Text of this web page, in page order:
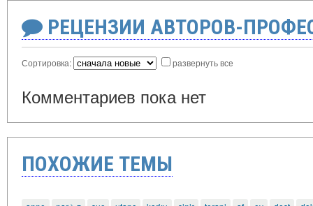
РЕЦЕНЗИИ АВТОРОВ-
Сортировка: развернуть все
Комментариев пока нет
ПОХОЖИЕ ТЕМЫ